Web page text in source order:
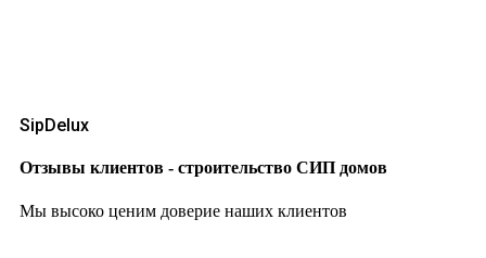
SipDelux
Отзывы клиентов - строительство СИП домов
Мы высоко ценим доверие наших клиентов